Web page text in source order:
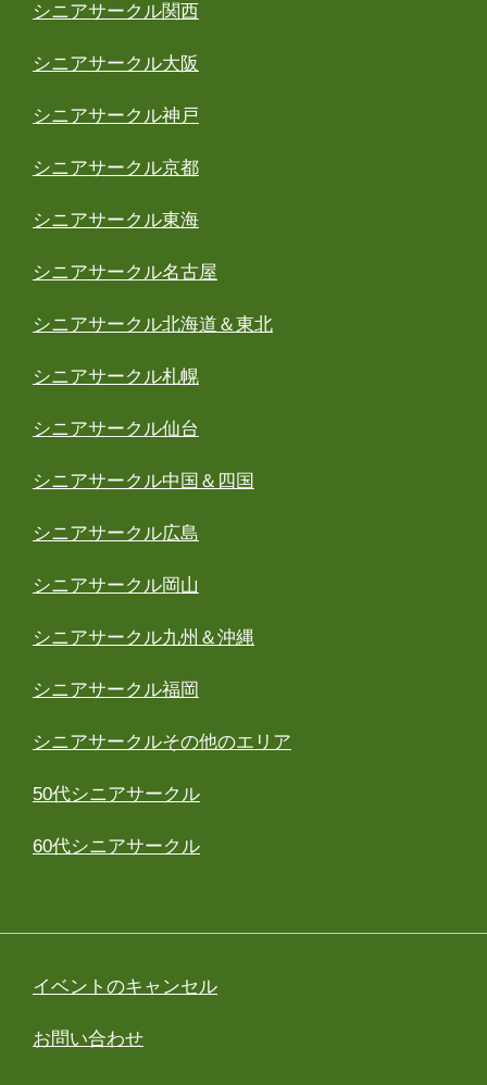
シニアサークル関西
シニアサークル大阪
シニアサークル神戸
シニアサークル京都
シニアサークル東海
シニアサークル名古屋
シニアサークル北海道＆東北
シニアサークル札幌
シニアサークル仙台
シニアサークル中国＆四国
シニアサークル広島
シニアサークル岡山
シニアサークル九州＆沖縄
シニアサークル福岡
シニアサークルその他のエリア
50代シニアサークル
60代シニアサークル
イベントのキャンセル
お問い合わせ